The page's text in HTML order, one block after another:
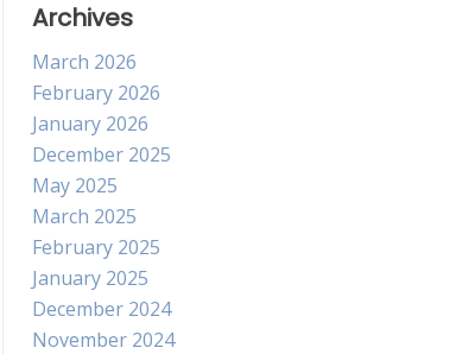
Archives
March 2026
February 2026
January 2026
December 2025
May 2025
March 2025
February 2025
January 2025
December 2024
November 2024